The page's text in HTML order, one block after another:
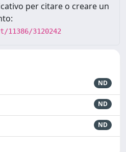
per citare o creare un
3120242
ND
ND
ND